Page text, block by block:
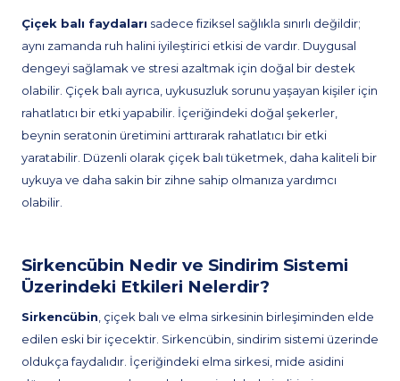
Çiçek balı faydaları sadece fiziksel sağlıkla sınırlı değildir;
aynı zamanda ruh halini iyileştirici etkisi de vardır. Duygusal
dengeyi sağlamak ve stresi azaltmak için doğal bir destek
olabilir. Çiçek balı ayrıca, uykusuzluk sorunu yaşayan kişiler için
rahatlatıcı bir etki yapabilir. İçeriğindeki doğal şekerler,
beynin seratonin üretimini arttırarak rahatlatıcı bir etki
yaratabilir. Düzenli olarak çiçek balı tüketmek, daha kaliteli bir
uykuya ve daha sakin bir zihne sahip olmanıza yardımcı
olabilir.
Sirkencübin Nedir ve Sindirim Sistemi
Üzerindeki Etkileri Nelerdir?
Sirkencübin , çiçek balı ve elma sirkesinin birleşiminden elde
edilen eski bir içecektir. Sirkencübin, sindirim sistemi üzerinde
oldukça faydalıdır. İçeriğindeki elma sirkesi, mide asidini